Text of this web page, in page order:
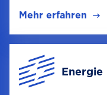
Mehr erfahren
Energie